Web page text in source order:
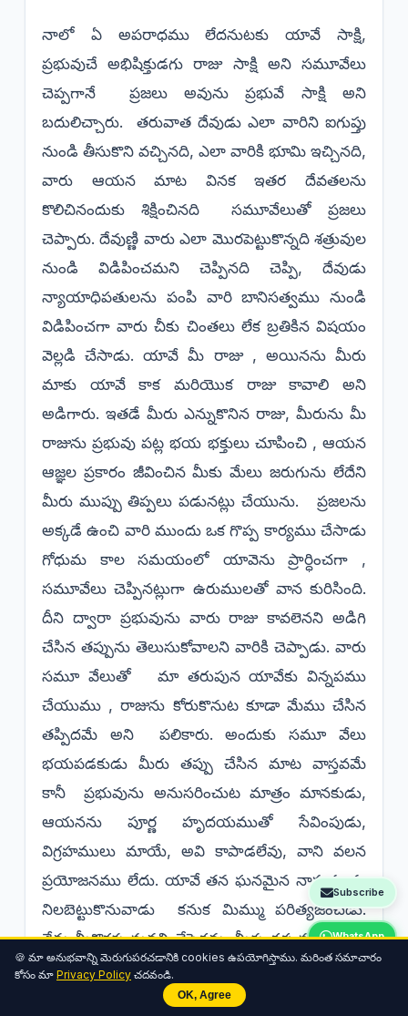
🍪 మా అనుభవాన్ని మెరుగుపరచడానికి cookies ఉపయోగిస్తాము. మరింత సమాచారం
కోసం మా Privacy Policy చదవండి.
OK, Agree
నాలో ఏ అపరాధము లేదనుటకు యావే సాక్షి,
ప్రభువుచే అభిషిక్తుడగు రాజు సాక్షి అని సమూవేలు
చెప్పగానే ప్రజలు అవును ప్రభువే సాక్షి అని
బదులిచ్చారు. తరువాత దేవుడు ఎలా వారిని ఐగుప్తు
నుండి తీసుకొని వచ్చినది, ఎలా వారికి భూమి ఇచ్చినది,
వారు ఆయన మాట వినక ఇతర దేవతలను
కొలిచినందుకు శిక్షించినది సమూవేలుతో ప్రజలు
చెప్పారు. దేవుణ్ణి వారు ఎలా మొరపెట్టుకొన్నది శత్రువుల
నుండి విడిపించమని చెప్పినది చెప్పి, దేవుడు
న్యాయాధిపతులను పంపి వారి బానిసత్వము నుండి
విడిపించగా వారు చీకు చింతలు లేక బ్రతికిన విషయం
వెల్లడి చేసాడు. యావే మీ రాజు , అయినను మీరు
మాకు యావే కాక మరియొక రాజు కావాలి అని
అడిగారు. ఇతడే మీరు ఎన్నుకొనిన రాజు, మీరును మీ
రాజును ప్రభువు పట్ల భయ భక్తులు చూపించి , ఆయన
ఆజ్ఞల ప్రకారం జీవించిన మీకు మేలు జరుగును లేదేని
మీరు ముప్పు తిప్పలు పడునట్లు చేయును. ప్రజలను
అక్కడే ఉంచి వారి ముందు ఒక గొప్ప కార్యము చేసాడు
గోధుమ కాల సమయంలో యావెను ప్రార్ధించగా ,
సమూవేలు చెప్పినట్లుగా ఉరుములతో వాన కురిసింది.
దీని ద్వారా ప్రభువును వారు రాజు కావలెనని అడిగి
చేసిన తప్పును తెలుసుకోవాలని వారికి చెప్పాడు. వారు
సమూ వేలుతో మా తరుపున యావేకు విన్నపము
చేయుము , రాజును కోరుకొనుట కూడా మేము చేసిన
తప్పిదమే అని పలికారు. అందుకు సమూ వేలు
భయపడకుడు మీరు తప్పు చేసిన మాట వాస్తవమే
కానీ ప్రభువును అనుసరించుట మాత్రం మానకుడు,
ఆయనను పూర్ణ హృదయముతో సేవింపుడు,
విగ్రహములు మాయే, అవి కాపాడలేవు, వాని వలన
ప్రయోజనము లేదు. యావే తన ఘనమైన నామమును
నిలబెట్టుకొనువాడు కనుక మిమ్ము పరిత్యజించడు.
నేను మీకొరకు మనవి చేసెదను. మీకు ధర్మ మార్గమును
చూపెదను అని వారికి బోధించాడు.
Subscribe
WhatsApp